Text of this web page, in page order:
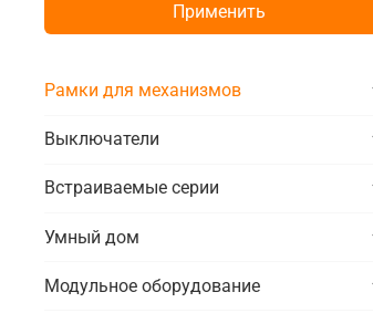
Применить
Рамки для механизмов
Выключатели
Встраиваемые серии
Умный дом
Модульное оборудование